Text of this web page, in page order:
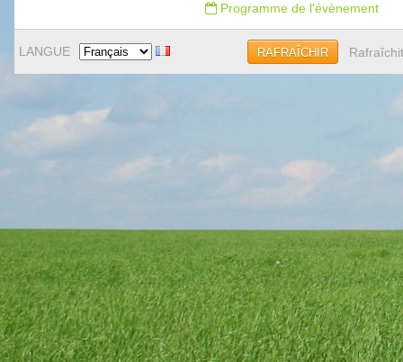
Programme de l'évènement
LANGUE RAFRAÎCHIR